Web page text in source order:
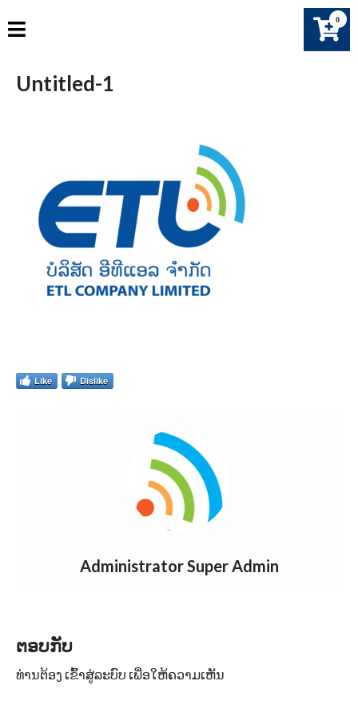
to
0
Untitled-1
Like Dislike
Administrator Super Admin
ຕອບກັບ
ທ່ານຕ້ອງ ເຂົ້າ​ສູ່ລະບົບ ເພື່ອໃຫ້ຄວາມເຫັນ